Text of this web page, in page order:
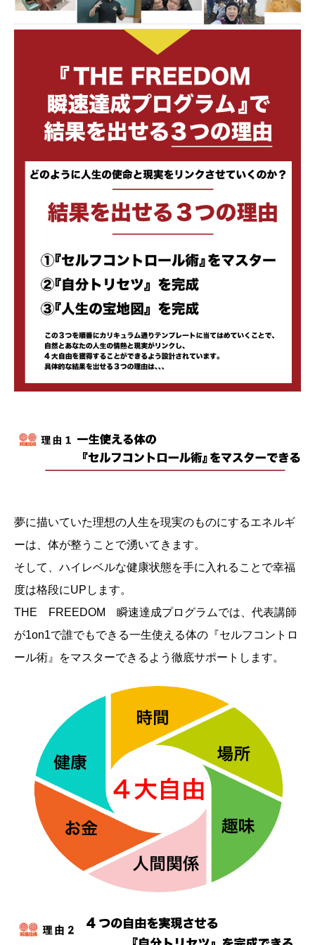
夢に描いていた理想の人生を現実のものにするエネルギ
ーは、体が整うことで湧いてきます。
そして、ハイレベルな健康状態を手に入れることで幸福
度は格段にUPします。
THE FREEDOM 瞬速達成プログラムでは、代表講師
が1on1で誰でもできる一生使える体の『セルフコントロ
ール術』をマスターできるよう徹底サポートします。